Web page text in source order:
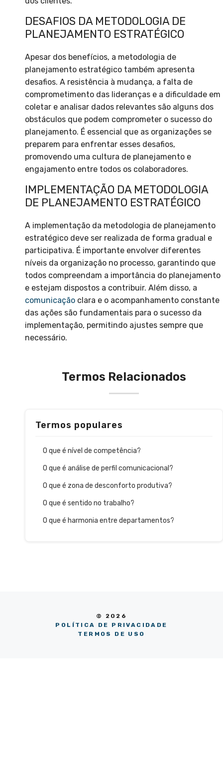
DESAFIOS DA METODOLOGIA DE
PLANEJAMENTO ESTRATÉGICO
Apesar dos benefícios, a metodologia de
planejamento estratégico também apresenta
desafios. A resistência à mudança, a falta de
comprometimento das lideranças e a dificuldade em
coletar e analisar dados relevantes são alguns dos
obstáculos que podem comprometer o sucesso do
planejamento. É essencial que as organizações se
preparem para enfrentar esses desafios,
promovendo uma cultura de planejamento e
engajamento entre todos os colaboradores.
IMPLEMENTAÇÃO DA METODOLOGIA
DE PLANEJAMENTO ESTRATÉGICO
A implementação da metodologia de planejamento
estratégico deve ser realizada de forma gradual e
participativa. É importante envolver diferentes
níveis da organização no processo, garantindo que
todos compreendam a importância do planejamento
e estejam dispostos a contribuir. Além disso, a
comunicação clara e o acompanhamento constante
das ações são fundamentais para o sucesso da
implementação, permitindo ajustes sempre que
necessário.
Termos Relacionados
Termos populares
O que é nível de competência?
O que é análise de perfil comunicacional?
O que é zona de desconforto produtiva?
O que é sentido no trabalho?
O que é harmonia entre departamentos?
© 2026
POLÍTICA DE PRIVACIDADE
TERMOS DE USO